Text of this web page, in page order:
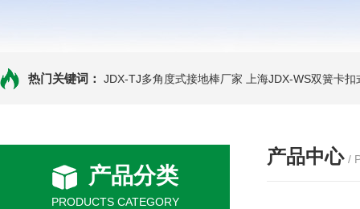
热门关键词： JDX-TJ多角度式接地棒厂家 上海JDX-WS双簧卡
产品分类
PRODUCTS CATEGORY
产品中心 /